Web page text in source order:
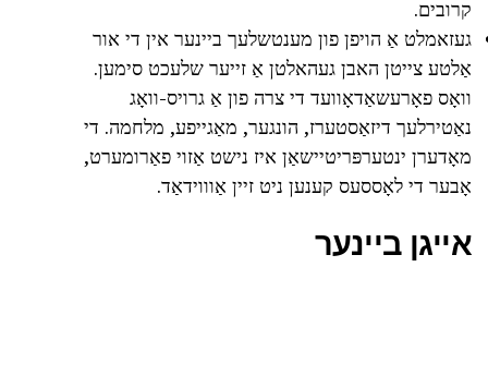
קרובים.
געזאמלט אַ הויפן פון מענטשלעך ביינער אין די אור
אַלטע צייטן האבן געהאלטן אַ זייער שלעכט סימען.
וואָס פאָרעשאַדאָוועד די צרה פון אַ גרויס-וואָג
נאַטירלעך דיזאַסטערז, הונגער, מאַגייפע, מלחמה. די
מאָדערן ינטערפּריטיישאַן איז נישט אַזוי פאַרומערט,
אָבער די לאָססעס קענען ניט זיין אַוווידאַד.
אייגן ביינער